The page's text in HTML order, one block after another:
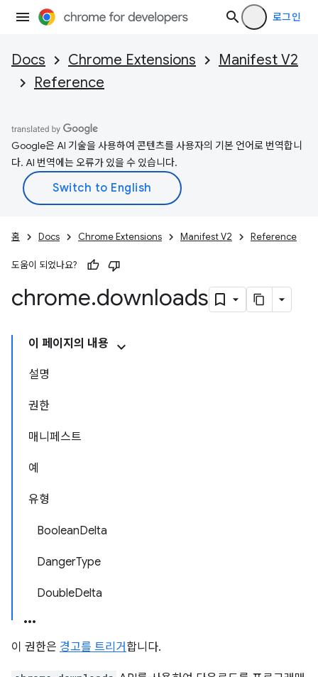
로그인
Docs Chrome Extensions
Manifest V2
Reference
Google은 AI 기술을 사용하여 콘텐츠를 사용자의 기본 언어로 번역합니
다. AI 번역에는 오류가 있을 수 있습니다.
홈 Docs Chrome Extensions Manifest V2 Reference
도움이 되었나요?
chrome.downloads
이 페이지의 내용
설명
권한
매니페스트
예
유형
BooleanDelta
DangerType
DoubleDelta
이 권한은 경고를 트리거 합니다.